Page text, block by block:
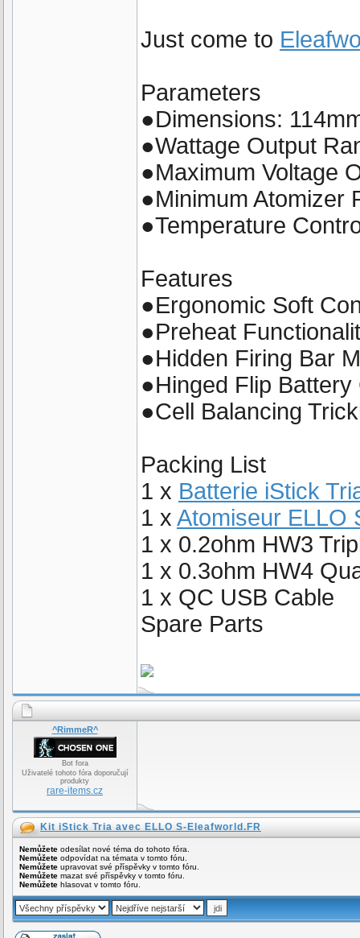
Just come to
Parameters
●Dimensions:
●Wattage Output
●Maximum Voltage
●Minimum Atomizer
●Temperature
Features
●Ergonomic Soft
●Preheat
●Hidden Firing Bar
●Hinged Flip Battery
●Cell Balancing
Packing List
1 x Batterie iStick
1 x Atomiseur ELLO
1 x 0.2ohm HW3
1 x 0.3ohm HW4
1 x QC USB Cable
Spare Parts
^RimmeR^
Bot fora
Uživatelé tohoto fóra doporučují
produkty
rare-items.cz
Kit iStick Tria avec ELLO S-Eleafworld.FR
Nemůžete odesílat nové téma do tohoto fóra.
Nemůžete odpovídat na témata v tomto fóru.
Nemůžete upravovat své příspěvky v tomto fóru.
Nemůžete mazat své příspěvky v tomto fóru.
Nemůžete hlasovat v tomto fóru.